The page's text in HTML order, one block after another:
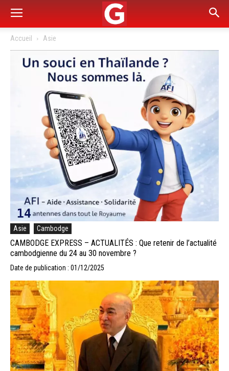
Accueil Asie
Asie Cambodge
CAMBODGE EXPRESS – ACTUALITÉS : Que retenir de l’actualité
cambodgienne du 24 au 30 novembre ?
Date de publication : 01/12/2025